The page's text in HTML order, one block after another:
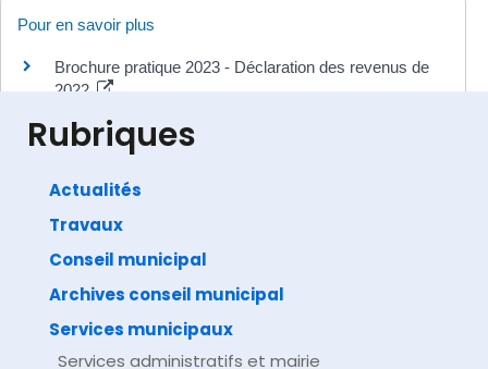
Pour en savoir plus
Brochure pratique 2023 - Déclaration des revenus de
2022
Direction de l'information légale et administrative
Rubriques
Actualités
Travaux
Conseil municipal
Archives conseil municipal
Services municipaux
Services administratifs et mairie